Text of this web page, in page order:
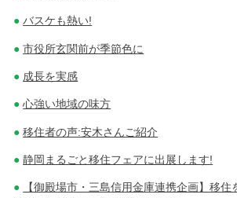
バスケも熱い!
市役所玄関前が季節色に
成長を実感
心強い地域の味方
移住者の声:安木さんご紹介
静岡まるごと移住フェアに出展します!
【御殿場市・三島信用金庫連携企画】移